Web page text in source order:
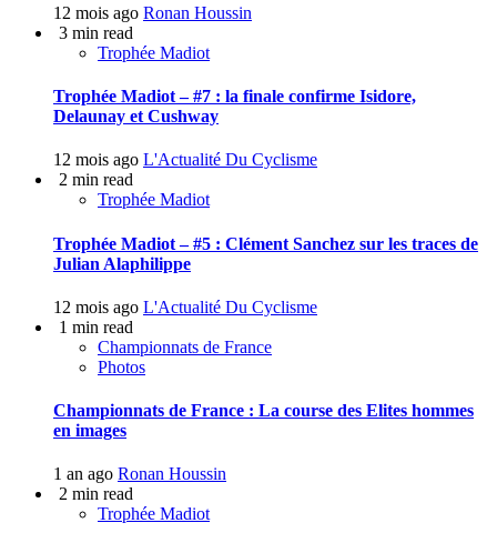
12 mois ago Ronan Houssin
3 min read
Trophée Madiot
Trophée Madiot – #7 : la finale confirme Isidore,
Delaunay et Cushway
12 mois ago L'Actualité Du Cyclisme
2 min read
Trophée Madiot
Trophée Madiot – #5 : Clément Sanchez sur les traces de
Julian Alaphilippe
12 mois ago L'Actualité Du Cyclisme
1 min read
Championnats de France
Photos
Championnats de France : La course des Elites hommes
en images
1 an ago Ronan Houssin
2 min read
Trophée Madiot